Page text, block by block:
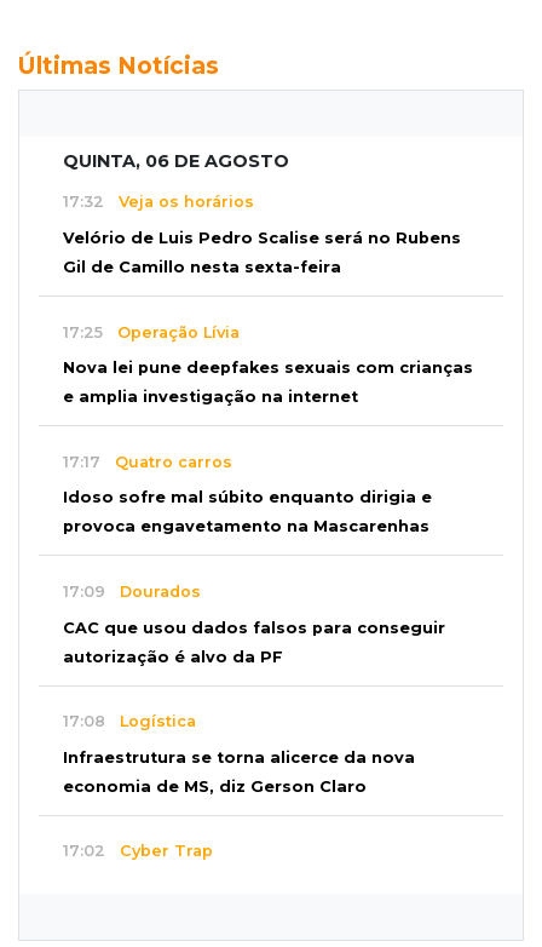
Últimas Notícias
QUINTA, 06 DE AGOSTO
17:32 Veja os horários
Velório de Luis Pedro Scalise será no Rubens
Gil de Camillo nesta sexta-feira
17:25 Operação Lívia
Nova lei pune deepfakes sexuais com crianças
e amplia investigação na internet
17:17 Quatro carros
Idoso sofre mal súbito enquanto dirigia e
provoca engavetamento na Mascarenhas
17:09 Dourados
CAC que usou dados falsos para conseguir
autorização é alvo da PF
17:08 Logística
Infraestrutura se torna alicerce da nova
economia de MS, diz Gerson Claro
17:02 Cyber Trap